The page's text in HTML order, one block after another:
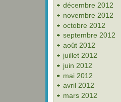
décembre 2012
novembre 2012
octobre 2012
septembre 2012
août 2012
juillet 2012
juin 2012
mai 2012
avril 2012
mars 2012